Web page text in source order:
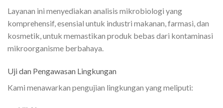
Layanan ini menyediakan analisis mikrobiologi yang
komprehensif, esensial untuk industri makanan, farmasi, dan
kosmetik, untuk memastikan produk bebas dari kontaminasi
mikroorganisme berbahaya.
Uji dan Pengawasan Lingkungan
Kami menawarkan pengujian lingkungan yang meliputi: